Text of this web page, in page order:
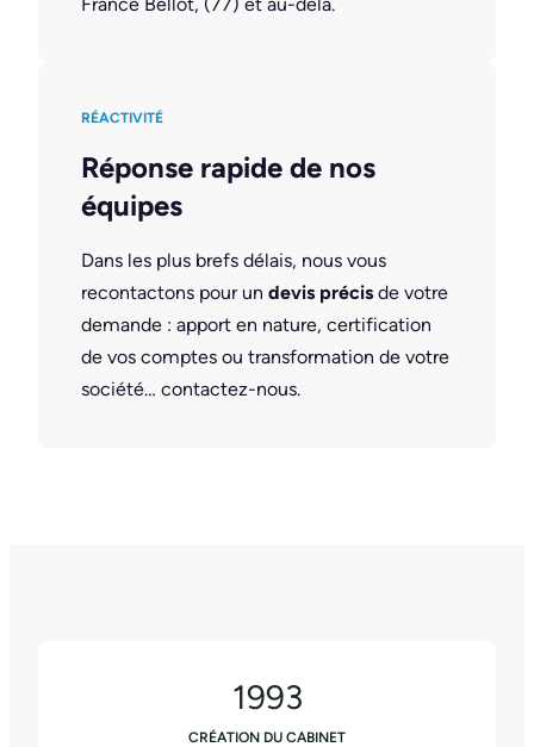
RÉACTIVITÉ
Réponse rapide de nos
équipes
Dans les plus brefs délais, nous vous
recontactons pour un devis précis de votre
demande : apport en nature, certification
de vos comptes ou transformation de votre
société… contactez-nous.
1993
CRÉATION DU CABINET